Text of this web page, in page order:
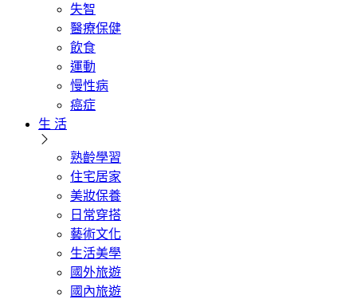
失智
醫療保健
飲食
運動
慢性病
癌症
生 活
熟齡學習
住宅居家
美妝保養
日常穿搭
藝術文化
生活美學
國外旅遊
國內旅遊